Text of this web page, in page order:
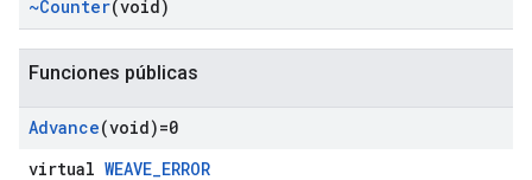
~Counter(void)
Funciones públicas
Advance(void)=0
virtual WEAVE_ERROR